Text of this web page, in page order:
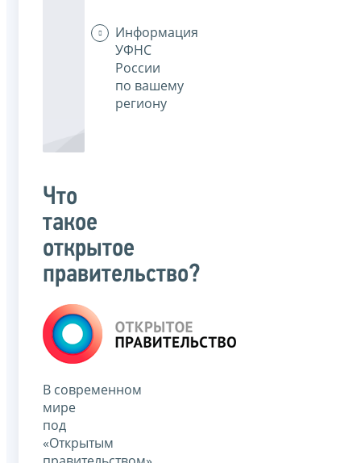
Информация
УФНС
России
по вашему
региону
Что
такое
открытое
правительство?
В современном
мире
под
«Открытым